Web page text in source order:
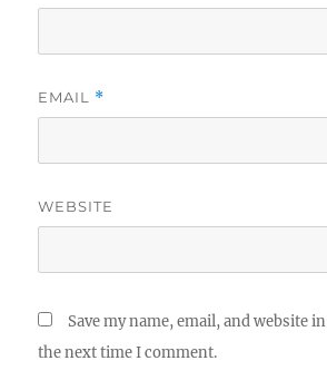
EMAIL *
WEBSITE
Save my name, email, and website
the next time I comment.